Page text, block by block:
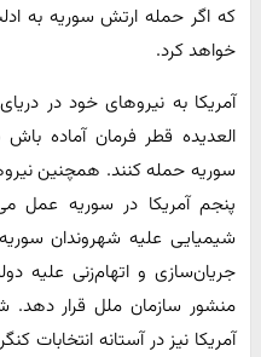
که اگر حمله ارتش سوریه به
خواهد کرد.
آمریکا به نیروهای خود در
العدیده قطر فرمان آماده
سوریه حمله کنند. همچنین
پنجم آمریکا در سوریه عمل
شیمیایی علیه شهروندان سوریه
منشور سازمان ملل قرار
آمریکا نیز در آستانه انتخابات